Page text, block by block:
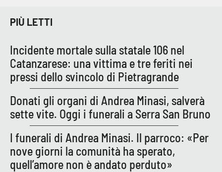
PIÙ LETTI
Incidente mortale sulla statale 106 nel
Catanzarese: una vittima e tre feriti nei
pressi dello svincolo di Pietragrande
Donati gli organi di Andrea Minasi, salverà
sette vite. Oggi i funerali a Serra San Bruno
I funerali di Andrea Minasi. Il parroco: «Per
nove giorni la comunità ha sperato,
quell’amore non è andato perduto»